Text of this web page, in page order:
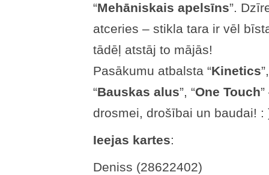
“Mehāniskais apelsīns”.
atceries – stikla tara ir vēl
tādēļ atstāj to mājās!
Pasākumu atbalsta “Kinetics
“Bauskas alus”, “One Touch
drosmei, drošībai un baudai! :
Ieejas kartes:
Deniss (28622402)